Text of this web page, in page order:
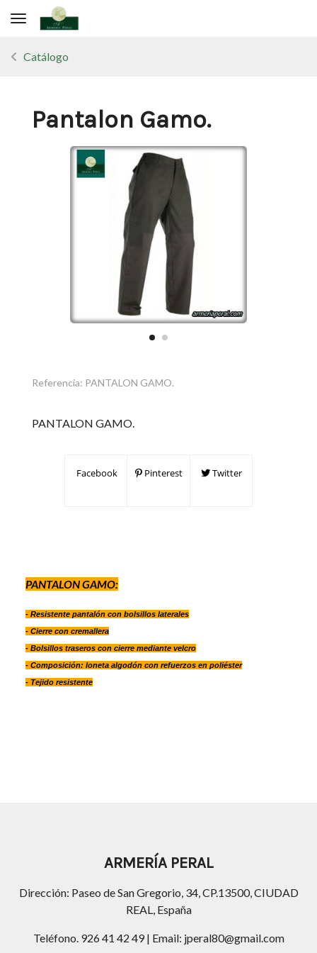
Toggle navigation
Catálogo
Pantalon Gamo.
Referencia: PANTALON GAMO.
PANTALON GAMO.
Facebook Pinterest Twitter
PANTALON GAMO:
- Resistente pantalón con bolsillos laterales
- Cierre con cremallera
- Bolsillos traseros con cierre mediante velcro
- Composición: loneta algodón con refuerzos en poliéster
- Tejido resistente
ARMERÍA PERAL
Dirección: Paseo de San Gregorio, 34, CP.13500, CIUDAD
REAL, España
Teléfono. 926 41 42 49 | Email: jperal80@gmail.com